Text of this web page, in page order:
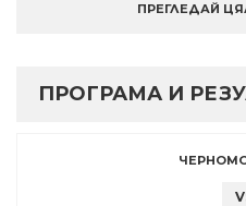
ПРЕГЛЕДАЙ
ПРОГРАМА И